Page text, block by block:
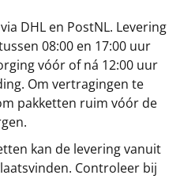
DHL en PostNL. Levering
08:00 en 17:00 uur
vóór of ná 12:00 uur
Om vertragingen te
pakketten ruim vóór de
kan de levering vanuit
Controleer bij